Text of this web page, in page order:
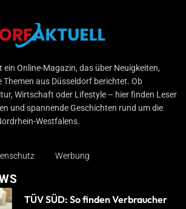
Aktuell
ein Online-Magazin, das über Neuigkeiten,
Themen aus Düsseldorf berichtet. Ob
Wirtschaft oder Lifestyle – hier finden Leser
und spannende Geschichten rund um die
Westfalens.
Werbung
TÜV SÜD: So finden Verbraucher